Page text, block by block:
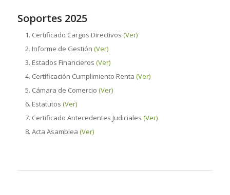
Soportes 2025
Certificado Cargos Directivos (Ver)
Informe de Gestión (Ver)
Estados Financieros (Ver)
Certificación Cumplimiento Renta (Ver)
Cámara de Comercio (Ver)
Estatutos (Ver)
Certificado Antecedentes Judiciales (Ver)
Acta Asamblea (Ver)